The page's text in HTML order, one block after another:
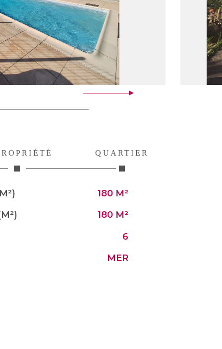
QUARTIER
180 M²
180 M²
6
MER